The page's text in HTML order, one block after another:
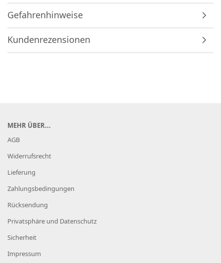
Gefahrenhinweise
Kundenrezensionen
MEHR ÜBER...
AGB
Widerrufsrecht
Lieferung
Zahlungsbedingungen
Rücksendung
Privatsphäre und Datenschutz
Sicherheit
Impressum